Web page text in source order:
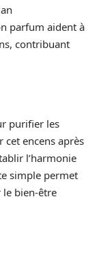
parfum aident à
contribuant
purifier les
cet encens après
l’harmonie
simple permet
le bien-être